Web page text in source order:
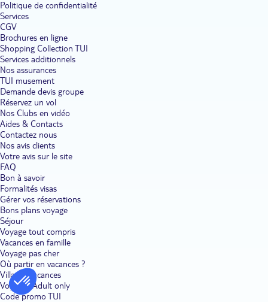
Politique de confidentialité
Services
CGV
Brochures en ligne
Shopping Collection TUI
Services additionnels
Nos assurances
TUI musement
Demande devis groupe
Réservez un vol
Nos Clubs en vidéo
Aides & Contacts
Contactez nous
Nos avis clients
Votre avis sur le site
FAQ
Bon à savoir
Formalités visas
Gérer vos réservations
Bons plans voyage
Séjour
Voyage tout compris
Vacances en famille
Voyage pas cher
Où partir en vacances ?
Villages vacances
Voyages Adult only
Code promo TUI